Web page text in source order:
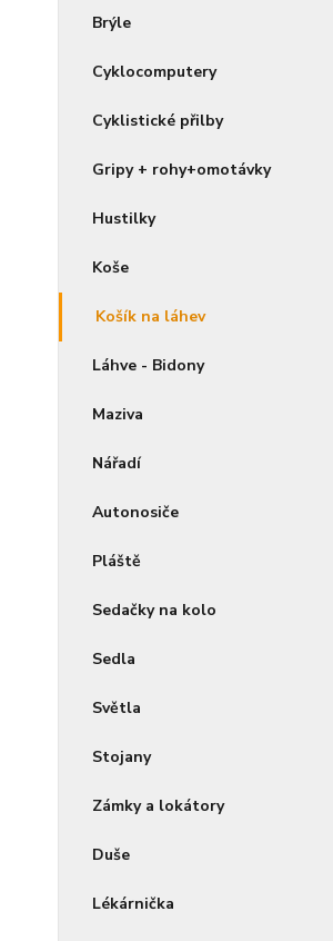
Brýle
Cyklocomputery
Cyklistické přilby
Gripy + rohy+omotávky
Hustilky
Koše
Košík na láhev
Láhve - Bidony
Maziva
Nářadí
Autonosiče
Pláště
Sedačky na kolo
Sedla
Světla
Stojany
Zámky a lokátory
Duše
Lékárnička